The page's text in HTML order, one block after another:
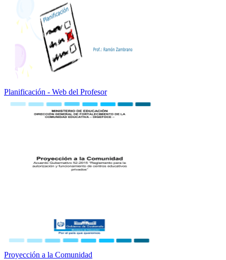
Planificación - Web del Profesor
Proyección a la Comunidad